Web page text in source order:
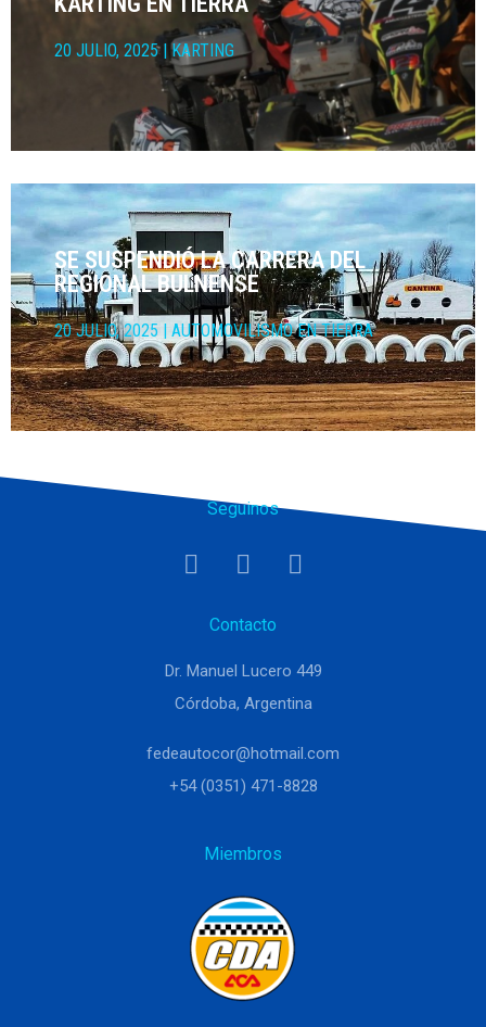
20 JULIO, 2025 KARTING
SE SUSPENDIÓ LA CARRERA DEL
REGIONAL BULNENSE
20 JULIO, 2025 AUTOMOVILISMO EN TIERRA
Seguinos
Contacto
Dr. Manuel Lucero 449
Córdoba, Argentina
fedeautocor@hotmail.com
+54 (0351) 471-8828
Miembros